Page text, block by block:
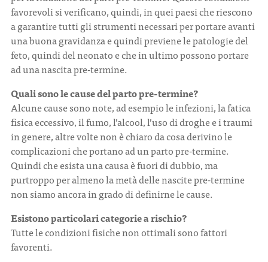
favorevoli si verificano, quindi, in quei paesi che riescono
a garantire tutti gli strumenti necessari per portare avanti
una buona gravidanza e quindi previene le patologie del
feto, quindi del neonato e che in ultimo possono portare
ad una nascita pre-termine.
Quali sono le cause del parto pre-termine?
Alcune cause sono note, ad esempio le infezioni, la fatica
fisica eccessivo, il fumo, l’alcool, l’uso di droghe e i traumi
in genere, altre volte non è chiaro da cosa derivino le
complicazioni che portano ad un parto pre-termine.
Quindi che esista una causa è fuori di dubbio, ma
purtroppo per almeno la metà delle nascite pre-termine
non siamo ancora in grado di definirne le cause.
Esistono particolari categorie a rischio?
Tutte le condizioni fisiche non ottimali sono fattori
favorenti.